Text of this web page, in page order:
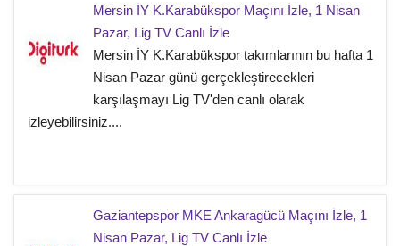
Mersin İY K.Karabükspor Maçını İzle, 1 Nisan
Pazar, Lig TV Canlı İzle
Mersin İY K.Karabükspor takımlarının bu hafta 1
Nisan Pazar günü gerçekleştirecekleri
karşılaşmayı Lig TV'den canlı olarak
izleyebilirsiniz....
Gaziantepspor MKE Ankaragücü Maçını İzle, 1
Nisan Pazar, Lig TV Canlı İzle